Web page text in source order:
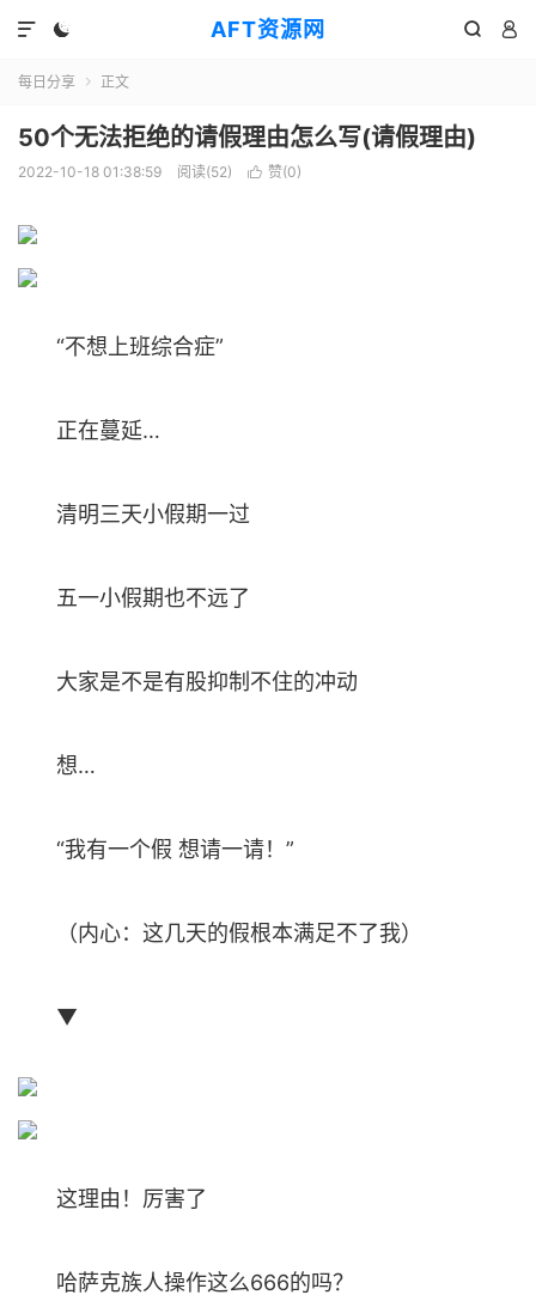
AFT资源网
  

每日分享  正文
50个无法拒绝的请假理由怎么写(请假理由)
2022-10-18 01:38:59 阅读(52)  赞(0)
“不想上班综合症”
正在蔓延…
清明三天小假期一过
五一小假期也不远了
大家是不是有股抑制不住的冲动
想…
“我有一个假 想请一请！”
（内心：这几天的假根本满足不了我）
▼
这理由！厉害了
哈萨克族人操作这么666的吗？